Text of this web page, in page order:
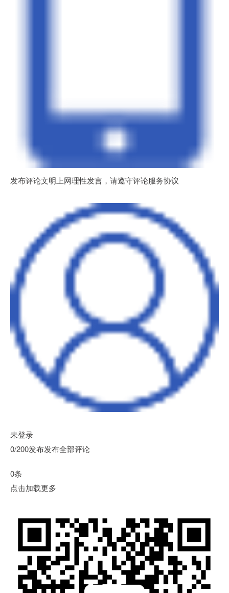
发布评论文明上网理性发言，请遵守评论服务协议
未登录
0/200发布发布全部评论
0条
点击加载更多